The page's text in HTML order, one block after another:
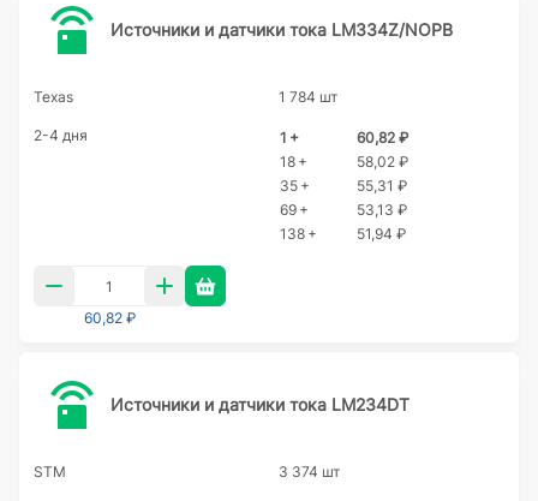
Источники и датчики тока LM334Z/NOPB
Texas 1 784 шт
2-4 дня 1 +
60,82 ₽
18 +
58,02 ₽
35 +
55,31 ₽
69 +
53,13 ₽
138 +
51,94 ₽
60,82 ₽
Источники и датчики тока LM234DT
STM 3 374 шт